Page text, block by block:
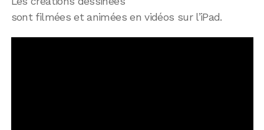
sont filmées et animées en vidéos sur l’iPad.